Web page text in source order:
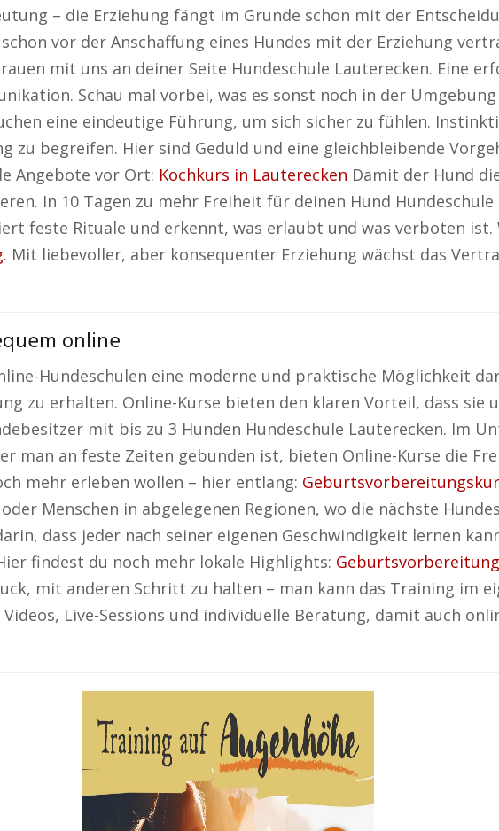
– die Erziehung fängt im Grunde schon mit der
vor der Anschaffung eines Hundes mit der Erziehung
mit uns an deiner Seite Hundeschule Lauterecken. Eine
Schau mal vorbei, was es sonst noch in der
eine eindeutige Führung, um sich sicher zu fühlen.
zu begreifen. Hier sind Geduld und eine gleichbleibende
Angebote vor Ort: Kochkurs in Lauterecken Damit der Hund
In 10 Tagen zu mehr Freiheit für deinen Hund
feste Rituale und erkennt, was erlaubt und was verboten
. Mit liebevoller, aber konsequenter Erziehung wächst das
online
Hundeschulen eine moderne und praktische Möglichkeit
zu erhalten. Online-Kurse bieten den klaren Vorteil, dass sie
mit bis zu 3 Hunden Hundeschule Lauterecken. Im
man an feste Zeiten gebunden ist, bieten Online-Kurse die
mehr erleben wollen – hier entlang:
Menschen in abgelegenen Regionen, wo die nächste
dass jeder nach seiner eigenen Geschwindigkeit lernen
findest du noch mehr lokale Highlights:
mit anderen Schritt zu halten – man kann das Training im
Live-Sessions und individuelle Beratung, damit auch